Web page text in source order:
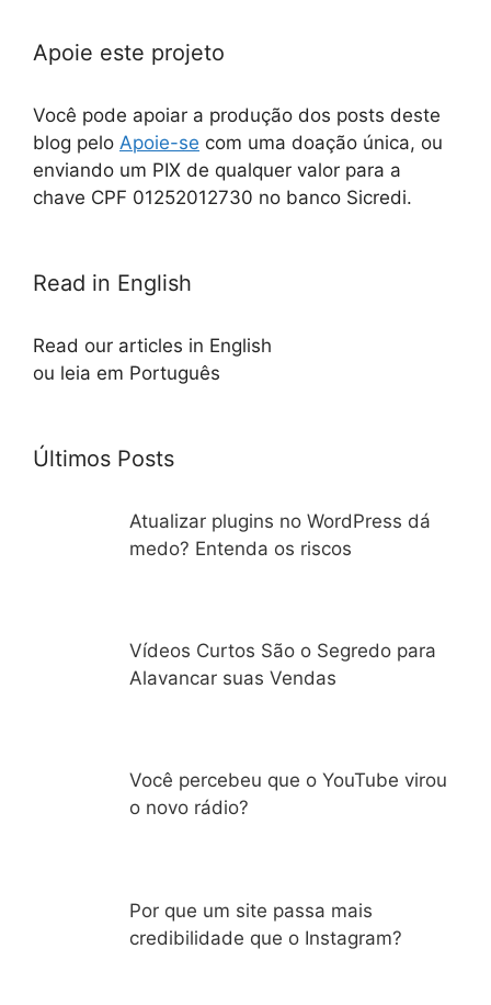
Apoie este projeto
Você pode apoiar a produção dos posts deste
blog pelo Apoie-se com uma doação única, ou
enviando um PIX de qualquer valor para a
chave CPF 01252012730 no banco Sicredi.
Read in English
Read our articles in English
ou leia em Português
Últimos Posts
Atualizar plugins no WordPress dá
medo? Entenda os riscos
Vídeos Curtos São o Segredo para
Alavancar suas Vendas
Você percebeu que o YouTube virou
o novo rádio?
Por que um site passa mais
credibilidade que o Instagram?